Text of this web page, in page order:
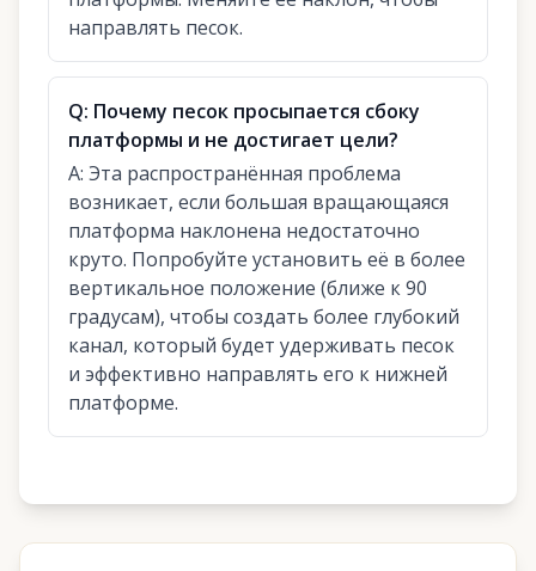
направлять песок.
Q: Почему песок просыпается сбоку
платформы и не достигает цели?
A: Эта распространённая проблема
возникает, если большая вращающаяся
платформа наклонена недостаточно
круто. Попробуйте установить её в более
вертикальное положение (ближе к 90
градусам), чтобы создать более глубокий
канал, который будет удерживать песок
и эффективно направлять его к нижней
платформе.